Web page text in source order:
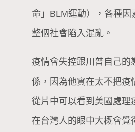
命」BLM運動），各種因
整個社會陷入混亂。
疫情會失控跟川普自己的
係，因為他實在太不把疫
從片中可以看到美國處理
在台灣人的眼中大概會覺